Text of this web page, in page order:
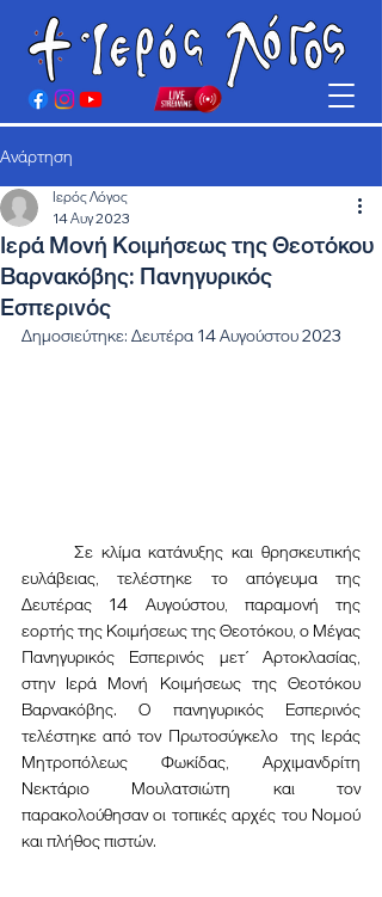
Ανάρτηση
Ιερά Μονή Κοιμήσεως της Θεοτόκου
Βαρνακόβης: Πανηγυρικός
Εσπερινός
Ιερός Λόγος
14 Αυγ 2023
Δημοσιεύτηκε: Δευτέρα 14 Αυγούστου 2023
Σε κλίμα κατάνυξης και θρησκευτικής
ευλάβειας, τελέστηκε το απόγευμα της
Δευτέρας 14 Αυγούστου, παραμονή της
εορτής της Κοιμήσεως της Θεοτόκου, ο Μέγας
Πανηγυρικός Εσπερινός μετ΄ Αρτοκλασίας,
στην Ιερά Μονή Κοιμήσεως της Θεοτόκου
Βαρνακόβης. Ο πανηγυρικός Εσπερινός
τελέστηκε από τον Πρωτοσύγκελο  της Ιεράς
Μητροπόλεως Φωκίδας, Αρχιμανδρίτη
Νεκτάριο Μουλατσιώτη και τον
παρακολούθησαν οι τοπικές αρχές του Νομού
και πλήθος πιστών.